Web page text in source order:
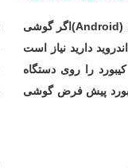
تایپ نیم‌فاصله در اندروید (Android)اگر گوشی
دارید نیاز است
را روی دستگاه
پیش فرض گوشی